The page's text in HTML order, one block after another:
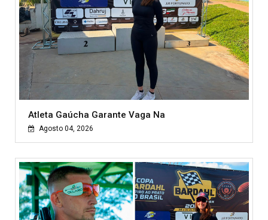
Atleta Gaúcha Garante Vaga Na
Agosto 04, 2026